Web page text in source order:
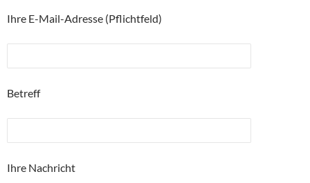
Ihre E-Mail-Adresse (Pflichtfeld)
Betreff
Ihre Nachricht